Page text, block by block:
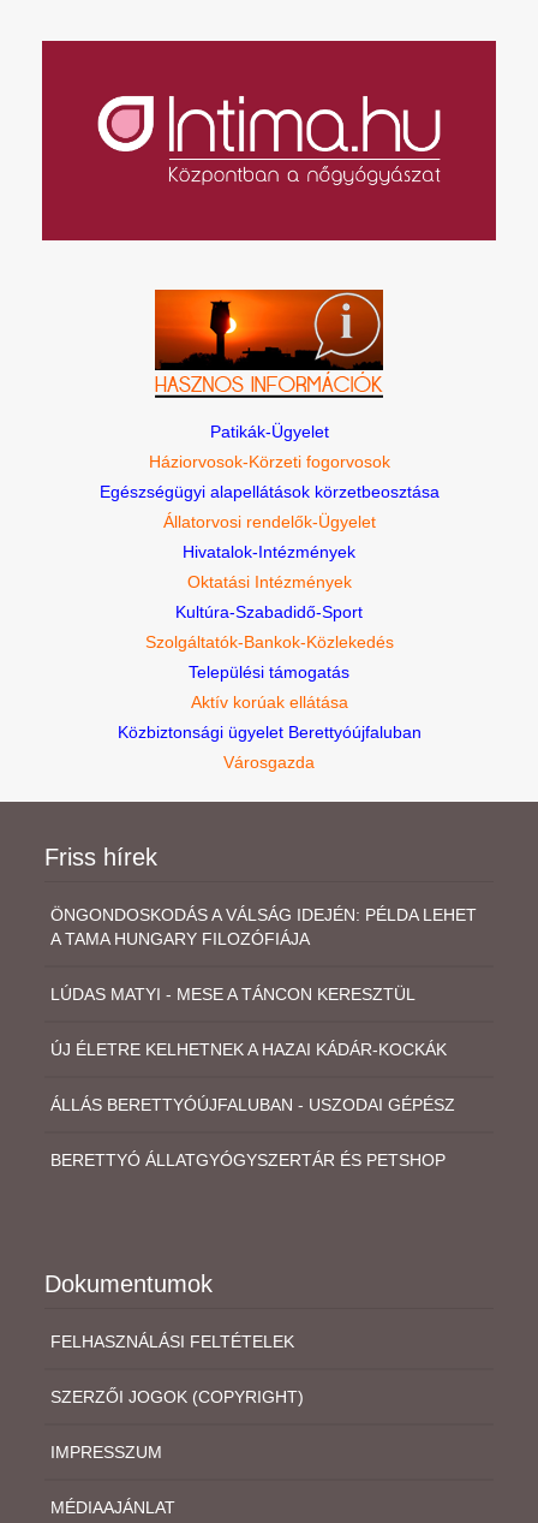
Patikák-Ügyelet
Háziorvosok-Körzeti fogorvosok
Egészségügyi alapellátások körzetbeosztása
Állatorvosi rendelők-Ügyelet
Hivatalok-Intézmények
Oktatási Intézmények
Kultúra-Szabadidő-Sport
Szolgáltatók-Bankok-Közlekedés
Települési támogatás
Aktív korúak ellátása
Közbiztonsági ügyelet Berettyóújfaluban
Városgazda
Friss hírek
ÖNGONDOSKODÁS A VÁLSÁG IDEJÉN: PÉLDA LEHET
A TAMA HUNGARY FILOZÓFIÁJA
LÚDAS MATYI - MESE A TÁNCON KERESZTÜL
ÚJ ÉLETRE KELHETNEK A HAZAI KÁDÁR-KOCKÁK
ÁLLÁS BERETTYÓÚJFALUBAN - USZODAI GÉPÉSZ
BERETTYÓ ÁLLATGYÓGYSZERTÁR ÉS PETSHOP
Dokumentumok
FELHASZNÁLÁSI FELTÉTELEK
SZERZŐI JOGOK (COPYRIGHT)
IMPRESSZUM
MÉDIAAJÁNLAT